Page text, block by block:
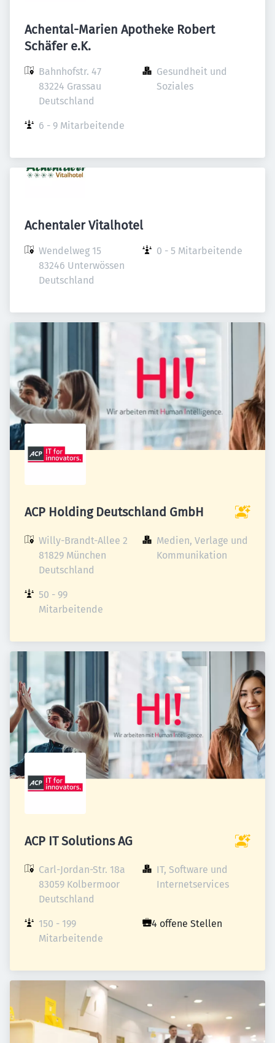
Achental-Marien Apotheke Robert
Schäfer e.K.
Bahnhofstr. 47
83224 Grassau
Deutschland
Gesundheit und
Soziales
6 - 9 Mitarbeitende
Achentaler Vitalhotel
Wendelweg 15
83246 Unterwössen
Deutschland
0 - 5 Mitarbeitende
ACP Holding Deutschland GmbH
Willy-Brandt-Allee 2
81829 München
Deutschland
Medien, Verlage und
Kommunikation
50 - 99
Mitarbeitende
ACP IT Solutions AG
Carl-Jordan-Str. 18a
83059 Kolbermoor
Deutschland
IT, Software und
Internetservices
150 - 199
Mitarbeitende
4 offene Stellen